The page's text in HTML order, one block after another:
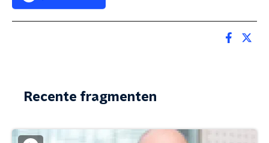
Recente fragmenten